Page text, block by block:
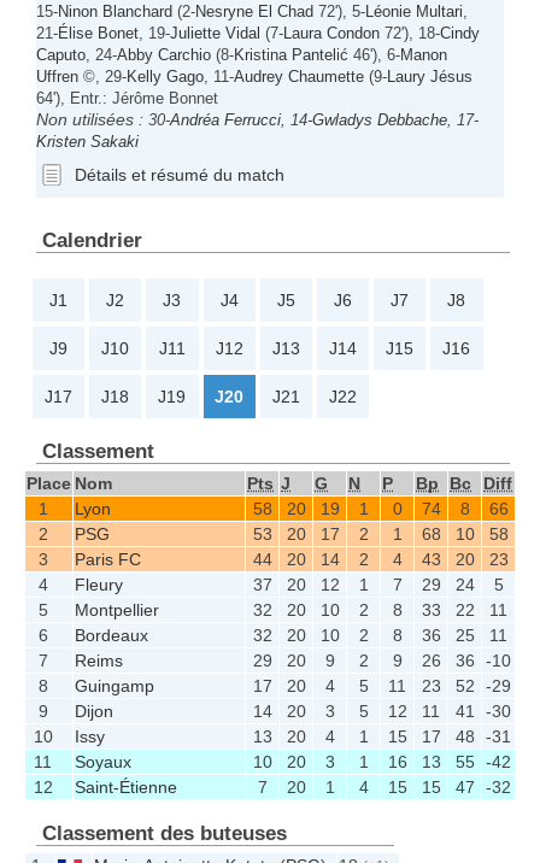
15-Ninon Blanchard (2-Nesryne El Chad 72'), 5- Léonie Multari
21-Élise Bonet , 19-Juliette Vidal (7- Laura Condon 72'), 18-Cindy
Caputo , 24-Abby Carchio (8-Kristina Pantelić 46'), 6-Manon
Uffren ©, 29-Kelly Gago , 11-Audrey Chaumette (9- Laury Jésus
64'), Entr.: Jérôme Bonnet
Non utilisées : 30-Andréa Ferrucci , 14-Gwladys Debbache , 17-
Kristen Sakaki
Détails et résumé du match
Calendrier
J1 J2 J3 J4 J5 J6 J7 J8
J9 J10 J11 J12 J13 J14 J15 J16
J17 J18 J19 J20 J21 J22
Classement
Place Nom Pts J G N P Bp Bc
Diff
1
Lyon 58 20 19 1 0 74 8
66
2
PSG 53 20 17 2 1 68 10
58
3
Paris FC 44 20 14 2 4 43 20
23
4
Fleury 37 20 12 1 7 29 24
5
5
Montpellier 32 20 10 2 8 33 22
11
6
Bordeaux 32 20 10 2 8 36 25
11
7
Reims 29 20 9 2 9 26 36
-10
8
Guingamp 17 20 4 5 11 23 52
-29
9
Dijon 14 20 3 5 12 11 41
-30
10
Issy 13 20 4 1 15 17 48
-31
11
Soyaux 10 20 3 1 16 13 55 -42
12
Saint-Étienne 7 20 1 4 15 15 47 -32
Classement des buteuses